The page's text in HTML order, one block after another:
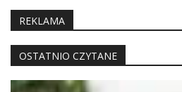
REKLAMA
OSTATNIO CZYTANE